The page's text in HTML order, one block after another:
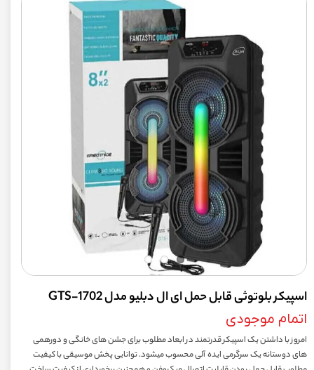
اسپیکر بلوتوثی قابل حمل ای ال دبلیو مدل 1702-GTS‏
اتمام موجودی
امروز با داشتن یک اسپیکر قدرتمند در ابعاد مطلوب برای جشن های خانگی و دورهمی
های دوستانه یک سرگرمی ایده آلی محسوب میشود. توانایی پخش موسیقی با کیفیت